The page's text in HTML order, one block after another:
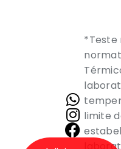
*Teste
limite